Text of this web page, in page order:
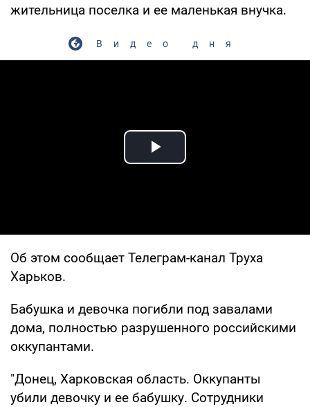
жительница поселка и ее маленькая внучка.
Видео дня
Play Video
Об этом сообщает Телеграм-канал Труха
Харьков.
Бабушка и девочка погибли под завалами
дома, полностью разрушенного российскими
оккупантами.
"Донец, Харковская область. Оккупанты
убили девочку и ее бабушку. Сотрудники